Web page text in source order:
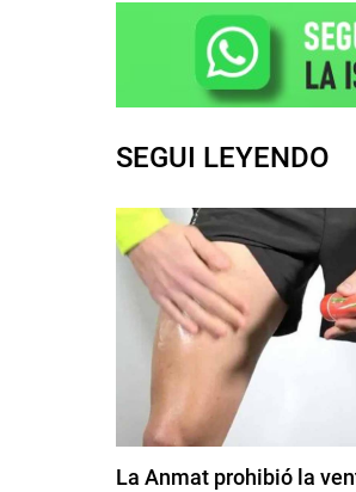
SEGUI LEYENDO
La Anmat prohibió la